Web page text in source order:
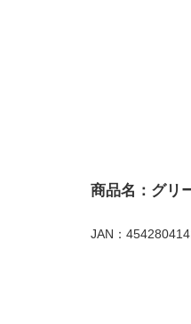
商品名：グリ
JAN：